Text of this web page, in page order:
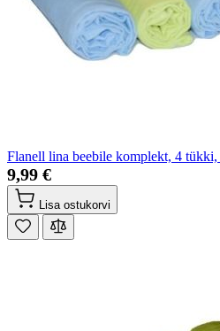
Flanell lina beebile komplekt, 4
9,99 €
Lisa ostukorvi